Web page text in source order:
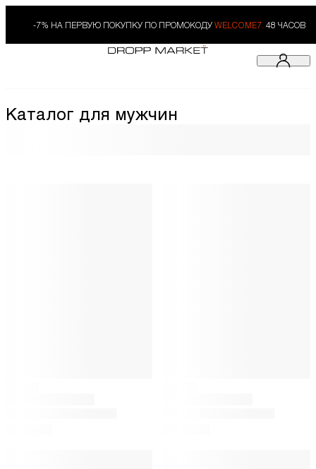
-7% НА ПЕРВУЮ ПОКУПКУ ПО ПРОМОКОДУ WELCOME7. 48 ЧАСОВ
Каталог для мужчин